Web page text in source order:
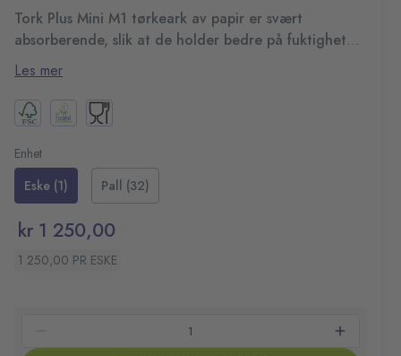
Tork Plus Mini M1 tørkeark av papir er svært
absorberende, slik at de holder bedre på fuktighet
og er usedvanlig slitesterke.
De er laget med 2-lags ark som gjør dem slitesterke og
behagelige å bruke. Disse tørkearkene er til
engangsbruk, noe som gjør dem til et praktisk og
økonomisk valg til bruk i alle profesjonelle miljøer.
Enkelt å bruke og kan betjenes med én hånd
Høyabsorberende
Antall ark: 214
Kompatibelt med Tork M1 mini sentertrekksystem
Arklengde: 350mm
Lengde: 75m
Les mer
Enhet
Eske (1)
Pall (32)
kr 1 250,00
1 250,00 PR ESKE